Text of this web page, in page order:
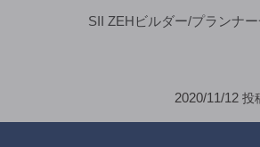
SII ZEHビルダー/プランナ
2020/11/12 投